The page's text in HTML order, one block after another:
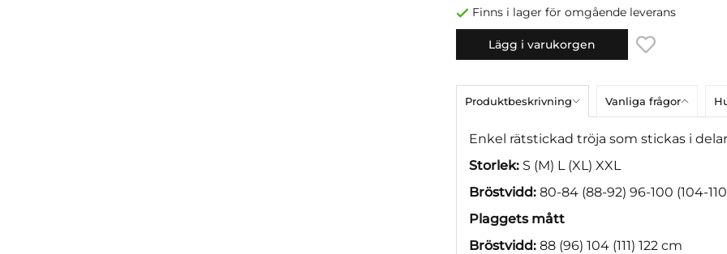
Finns i lager för omgående leverans
Lägg i varukorgen
Produktbeskrivning Vanliga frågor
Enkel rätstickad tröja som stickas i
Storlek: S (M) L (XL) XXL
Bröstvidd: 80-84 (88-92) 96-100 (104-
Plaggets mått
Bröstvidd: 88 (96) 104 (111) 122 cm